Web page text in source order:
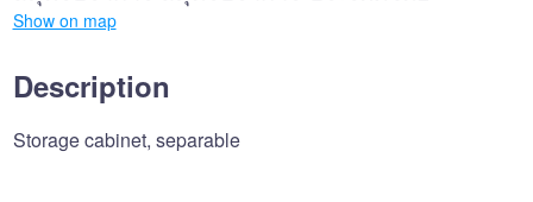
Show on map
Description
Storage cabinet, separable